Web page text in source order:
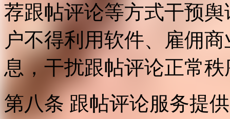
荐跟帖评论等方式干预
户不得利用软件、雇佣
息，干扰跟帖评论正常
第八条 跟帖评论服务提